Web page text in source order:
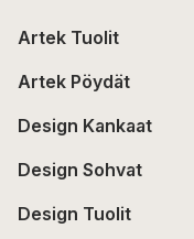
Artek Tuolit
Artek Pöydät
Design Kankaat
Design Sohvat
Design Tuolit